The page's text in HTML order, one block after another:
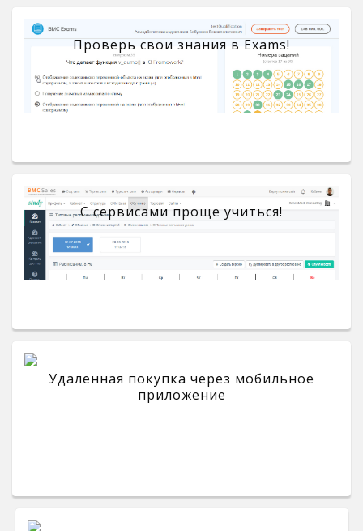
Проверь свои знания в Exams!
С сервисами проще учиться!
Удаленная покупка через мобильное
приложение